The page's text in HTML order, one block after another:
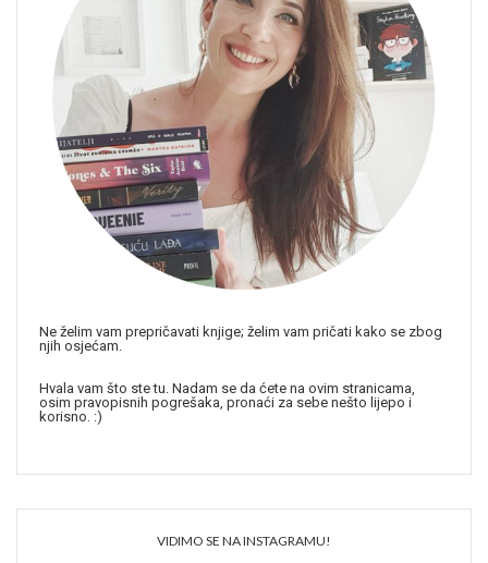
Ne želim vam prepričavati knjige; želim vam pričati kako se zbog
njih osjećam.
Hvala vam što ste tu. Nadam se da ćete na ovim stranicama,
osim pravopisnih pogrešaka, pronaći za sebe nešto lijepo i
korisno. :)
VIDIMO SE NA INSTAGRAMU!